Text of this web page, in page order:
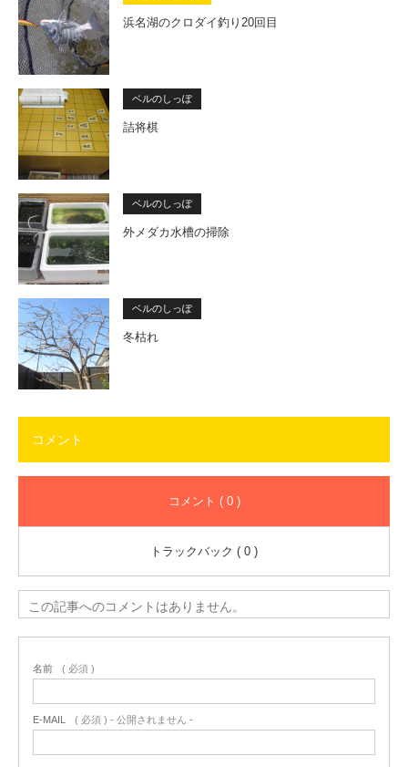
浜名湖のクロダイ釣り20回目
ベルのしっぽ
詰将棋
ベルのしっぽ
外メダカ水槽の掃除
ベルのしっぽ
冬枯れ
コメント
コメント ( 0 )
トラックバック ( 0 )
この記事へのコメントはありません。
名前 ( 必須 )
E-MAIL ( 必須 ) - 公開されません -